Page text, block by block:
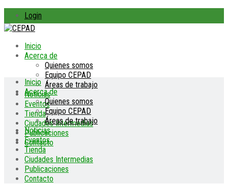
Login
Inicio
Acerca de
Quienes somos
Equipo CEPAD
Áreas de trabajo
Noticias
Eventos
Tienda
Ciudades Intermedias
Publicaciones
Contacto
Inicio
Acerca de
Quienes somos
Equipo CEPAD
Áreas de trabajo
Noticias
Eventos
Tienda
Ciudades Intermedias
Publicaciones
Contacto